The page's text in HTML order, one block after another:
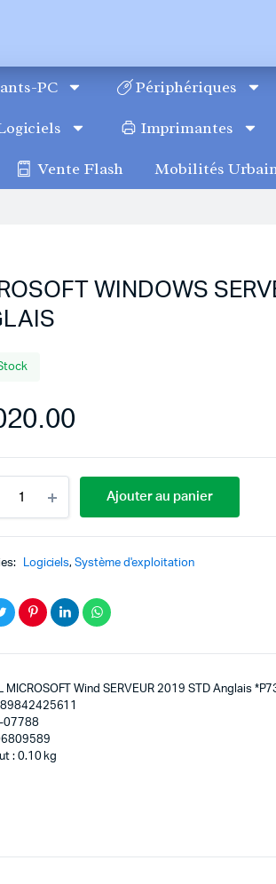
PC Périphériques
Imprimantes
Vente Flash Mobilités
WINDOWS
Ajouter au panier
Logiciels,Système d'exploitation
MICROSOFT Wind SERVEUR 2019 STD Anglais
07788
: 0.10 kg